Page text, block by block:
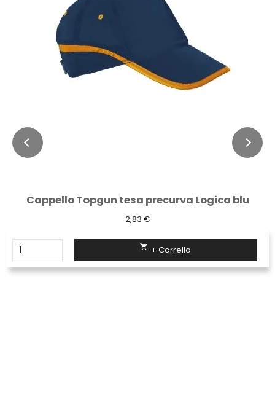
Cappello Topgun tesa precurva Logica blu
2,83 €
 + Carrello